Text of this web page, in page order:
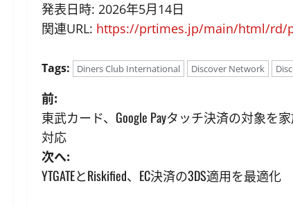
発表日時: 2026年5月14日
関連URL: https://prtimes.jp/main/html/rd/
Tags: Diners Club International Discover Network
投
稿
ナ
ビ
前:
東武カード、Google Payタッチ決済の対象を
対応
次へ:
YTGATEとRiskified、EC決済の3DS適用を最適